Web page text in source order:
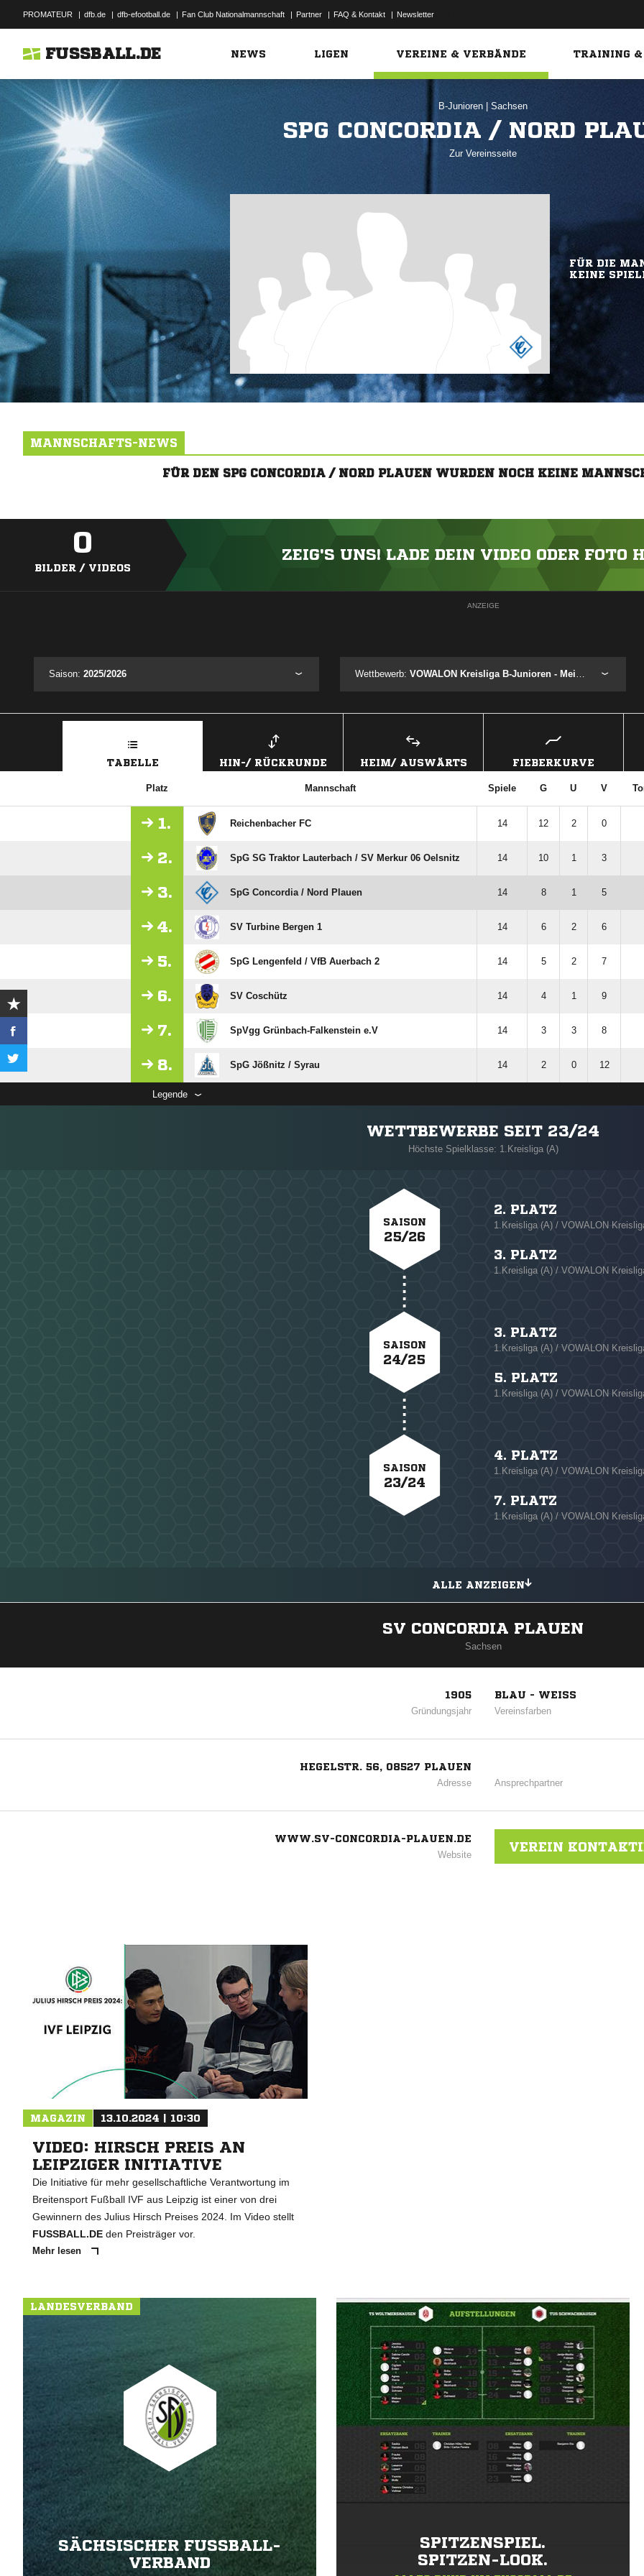
PROMATEUR | dfb.de | dfb-efootball.de | Fan Club Nationalmannschaft | Partner | FAQ & Kontakt | Newsletter
FUSSBALL.DE NEWS LIGEN VEREINE & VERBÄNDE TRAINING &
B-Junioren Sachsen
SPG CONCORDIA / NORD
Zur Vereinsseite
FÜR DIE
KEINE
MANNSCHAFTS-NEWS
FÜR DEN SPG CONCORDIA / NORD PLAUEN WURDEN NOCH KEINE
0
BILDER / VIDEOS
ZEIG'S UNS! LADE DEIN VIDEO ODER FOTO
ANZEIGE
Saison: 2025/2026 Wettbewerb:VOWALON Kreisliga B-Junioren - Meisterrunde
TABELLE HIN-/ RÜCKRUNDE HEIM/ AUSWÄRTS FIEBERKURVE
Platz Mannschaft Spiele G U V
1. Reichenbacher FC 14 12 2 0
2. SpG SG Traktor Lauterbach /​ SV Merkur 06 Oelsnitz 14 10 1 3
3. SpG Concordia /​ Nord Plauen 14 8 1 5
4. SV Turbine Bergen 1 14 6 2 6
5. SpG Lengenfeld /​ VfB Auerbach 2 14 5 2 7
6. SV Coschütz 14 4 1 9
7. SpVgg Grünbach-Falkenstein e.V 14 3 3 8
8. SpG Jößnitz /​ Syrau 14 2 0 12
Legende
WETTBEWERBE SEIT 23/24
Höchste Spielklasse: 1.Kreisliga (A)
SAISON
25/26
2. PLATZ
1.Kreisliga (A) / VOWALON
3. PLATZ
1.Kreisliga (A) / VOWALON
SAISON
24/25
3. PLATZ
1.Kreisliga (A) / VOWALON
5. PLATZ
1.Kreisliga (A) / VOWALON
SAISON
23/24
4. PLATZ
1.Kreisliga (A) / VOWALON
7. PLATZ
1.Kreisliga (A) / VOWALON
ALLE ANZEIGEN
SV CONCORDIA PLAUEN
Sachsen
1905
Gründungsjahr
BLAU - WEISS
Vereinsfarben
HEGELSTR. 56, 08527 PLAUEN
Adresse Ansprechpartner
WWW.SV-CONCORDIA-PLAUEN.DE
Website
VEREIN
MAGAZIN 13.10.2024 | 10:30
VIDEO: HIRSCH PREIS AN
LEIPZIGER INITIATIVE
Die Initiative für mehr gesellschaftliche Verantwortung im
Breitensport Fußball IVF aus Leipzig ist einer von drei
Gewinnern des Julius Hirsch Preises 2024. Im Video stellt
FUSSBALL.DE den Preisträger vor.
Mehr lesen
LANDESVERBAND
SÄCHSISCHER FUSSBALL-V
ERBAND
SPITZENSPIEL.
SPITZEN-LOOK.